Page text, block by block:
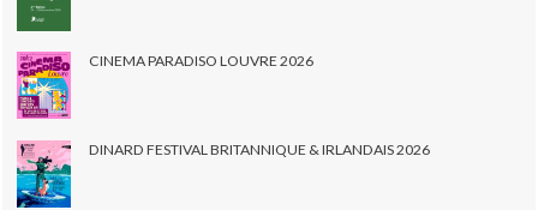
CINEMA PARADISO LOUVRE 2026
DINARD FESTIVAL BRITANNIQUE & IRLANDAIS 2026